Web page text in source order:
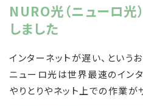
NURO光（ニューロ
しました
インターネットが遅い、という
ニューロ光は世界最速のイン
やりとりやネット上での作業が